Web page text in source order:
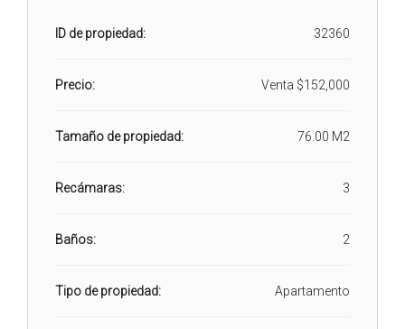
ID de propiedad: 32360
Precio: Venta $152,000
Tamaño de propiedad: 76.00 M2
Recámaras: 3
Baños: 2
Tipo de propiedad: Apartamento